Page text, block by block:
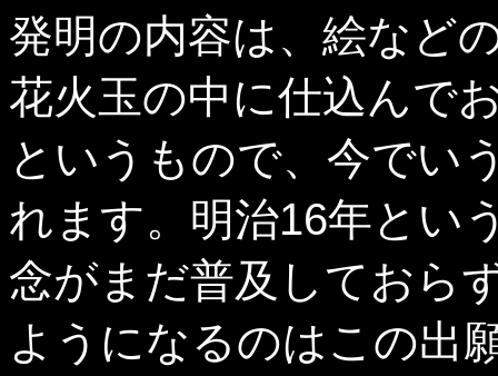
発明の内容は、絵など
花火玉の中に仕込んで
というもので、今でい
れます。明治16年とい
念がまだ普及しておら
ようになるのはこの出